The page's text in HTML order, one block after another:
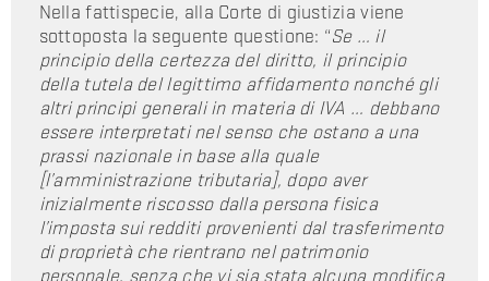
Nella fattispecie, alla Corte di giustizia viene
sottoposta la seguente questione: “Se … il
principio della certezza del diritto, il principio
della tutela del legittimo affidamento nonché gli
altri principi generali in materia di IVA … debbano
essere interpretati nel senso che ostano a una
prassi nazionale in base alla quale
[l’amministrazione tributaria], dopo aver
inizialmente riscosso dalla persona fisica
l’imposta sui redditi provenienti dal trasferimento
di proprietà che rientrano nel patrimonio